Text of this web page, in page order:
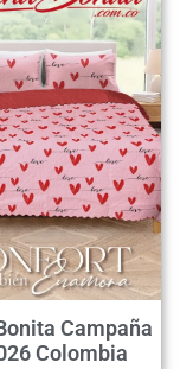
Campaña
Colombia